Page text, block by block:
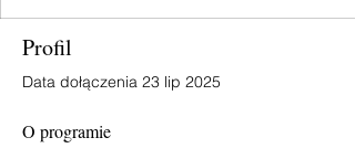
Profil
Data dołączenia 23 lip 2025
O programie